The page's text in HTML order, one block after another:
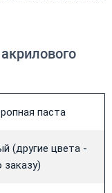
паста
(другие цвета -
заказу)